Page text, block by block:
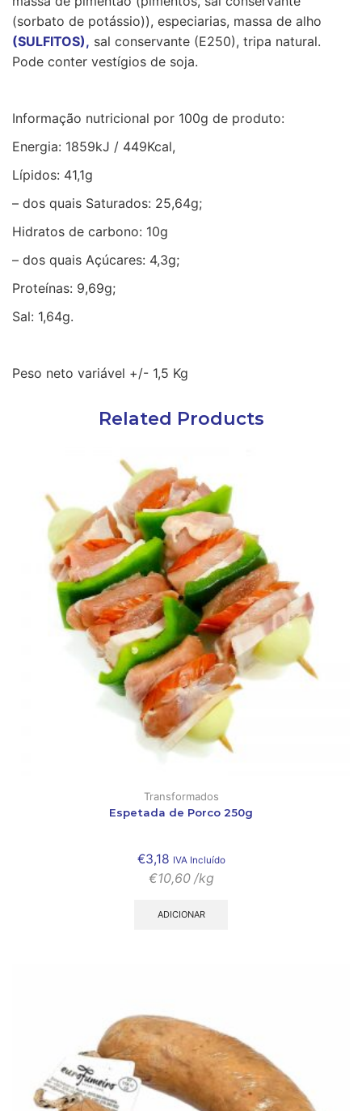
(sorbato de potássio)), especiarias, massa de alho
(SULFITOS), sal conservante (E250), tripa natural.
Pode conter vestígios de soja.
Informação nutricional por 100g de produto:
Energia: 1859kJ / 449Kcal,
Lípidos: 41,1g
– dos quais Saturados: 25,64g;
Hidratos de carbono: 10g
– dos quais Açúcares: 4,3g;
Proteínas: 9,69g;
Sal: 1,64g.
Peso neto variável +/- 1,5 Kg
Related Products
Transformados
Espetada de Porco 250g
€3,18 IVA Incluído
€10,60 /kg
ADICIONAR